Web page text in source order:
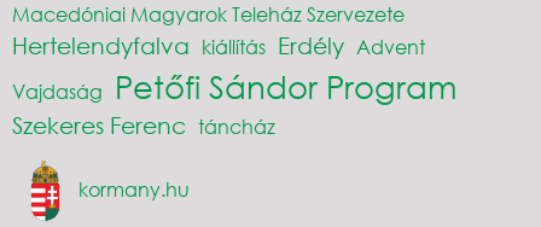
Macedóniai Magyarok Teleház Szervezete
Hertelendyfalva kiállítás Erdély Advent
Vajdaság
Petőfi Sándor Program
Szekeres Ferenc táncház
kormany.hu